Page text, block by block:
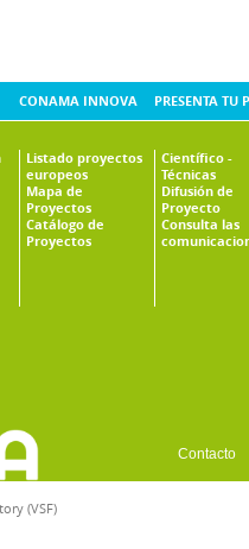
CONAMA INNOVA
Listado proyectos
europeos
Mapa de
Proyectos
Catálogo de
Proyectos
PRESENTA TU
Científico -
Técnicas
Difusión de
Proyecto
Consulta las
Contacto
(VSF)